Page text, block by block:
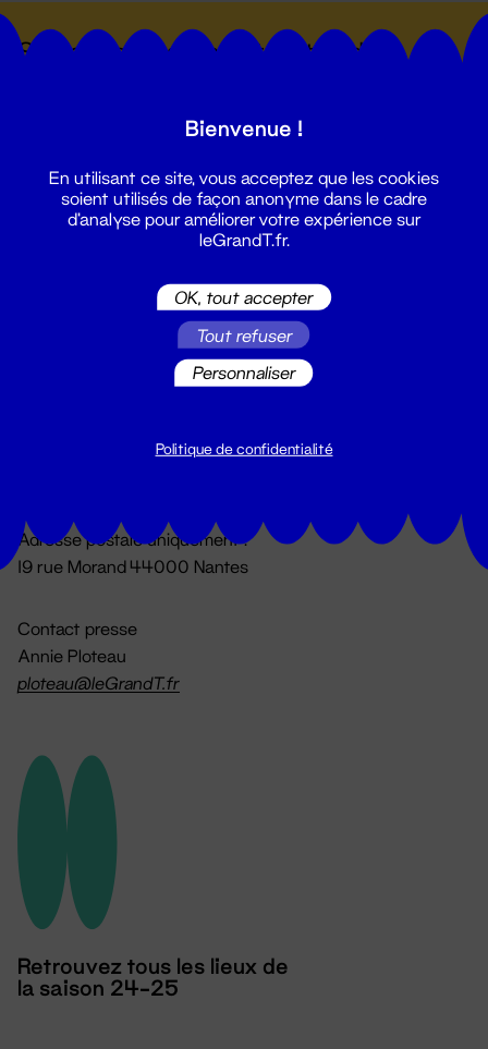
Suivez toutes les actualités du
Du lundi au vendredi 14h → 18h
Adresse postale uniquement :
19 rue Morand 44000 Nantes
Contact presse
Annie Ploteau
ploteau@leGrandT.fr
Retrouvez tous les lieux de
la saison 24-25
Bienvenue !
En utilisant ce site, vous acceptez que les cookies
soient utilisés de façon anonyme dans le cadre
d'analyse pour améliorer votre expérience sur
leGrandT.fr.
OK, tout accepter
Tout refuser
Personnaliser
Politique de confidentialité